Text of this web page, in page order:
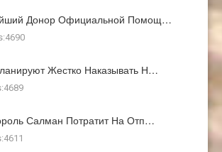
Донор Официальной Помощ…
Жестко Наказывать Н…
Салман Потратит На Отп…